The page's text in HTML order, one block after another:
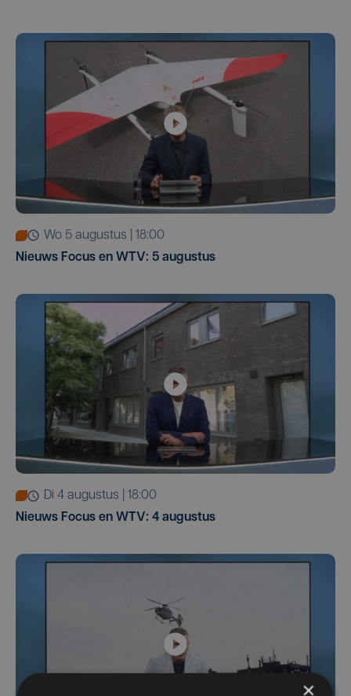
wo 5 augustus | 18:00
Nieuws Focus en WTV: 5 augustus
di 4 augustus | 18:00
Nieuws Focus en WTV: 4 augustus
×